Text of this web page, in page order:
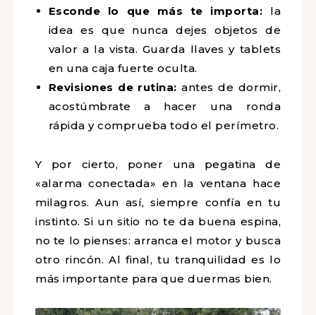
Esconde lo que más te importa: la
idea es que nunca dejes objetos de
valor a la vista. Guarda llaves y tablets
en una caja fuerte oculta.
Revisiones de rutina: antes de dormir,
acostúmbrate a hacer una ronda
rápida y comprueba todo el perímetro.
Y por cierto, poner una pegatina de
«alarma conectada» en la ventana hace
milagros. Aun así, siempre confía en tu
instinto. Si un sitio no te da buena espina,
no te lo pienses: arranca el motor y busca
otro rincón. Al final, tu tranquilidad es lo
más importante para que duermas bien.